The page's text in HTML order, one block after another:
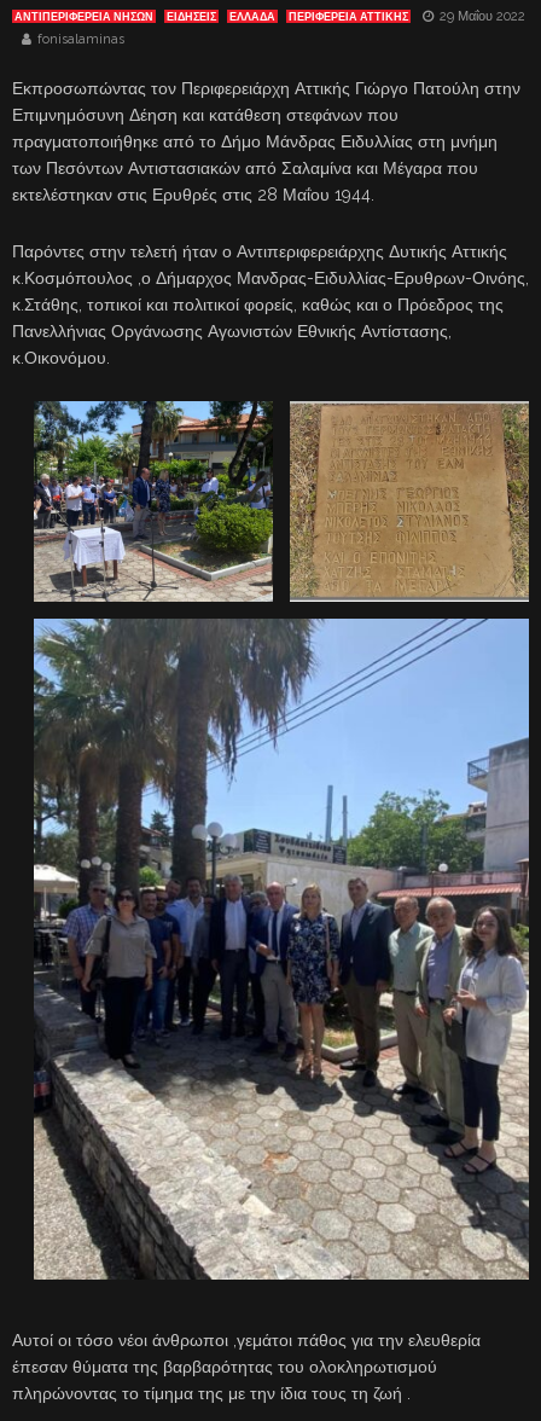
ΑΝΤΙΠΕΡΙΦΈΡΕΙΑ ΝΉΣΩΝ ΕΙΔΗΣΕΙΣ ΕΛΛΑΔΑ ΠΕΡΙΦΕΡΕΙΑ ΑΤΤΙΚΗΣ
29 Μαΐου 2022
fonisalaminas
Εκπροσωπώντας τον Περιφερειάρχη Αττικής Γιώργο Πατούλη στην
Επιμνημόσυνη Δέηση και κατάθεση στεφάνων που
πραγματοποιήθηκε από το Δήμο Μάνδρας Ειδυλλίας στη μνήμη
των Πεσόντων Αντιστασιακών από Σαλαμίνα και Μέγαρα που
εκτελέστηκαν στις Ερυθρές στις 28 Μαΐου 1944.
Παρόντες στην τελετή ήταν ο Αντιπεριφερειάρχης Δυτικής Αττικής
κ.Κοσμόπουλος ,ο Δήμαρχος Μανδρας-Ειδυλλίας-Ερυθρων-Οινόης,
κ.Στάθης, τοπικοί και πολιτικοί φορείς, καθώς και ο Πρόεδρος της
Πανελλήνιας Οργάνωσης Αγωνιστών Εθνικής Αντίστασης,
κ.Οικονόμου.
Αυτοί οι τόσο νέοι άνθρωποι ,γεμάτοι πάθος για την ελευθερία
έπεσαν θύματα της βαρβαρότητας του ολοκληρωτισμού
πληρώνοντας το τίμημα της με την ίδια τους τη ζωή .